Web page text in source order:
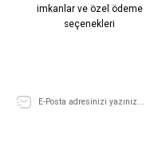
imkanlar ve özel ödeme
seçenekleri